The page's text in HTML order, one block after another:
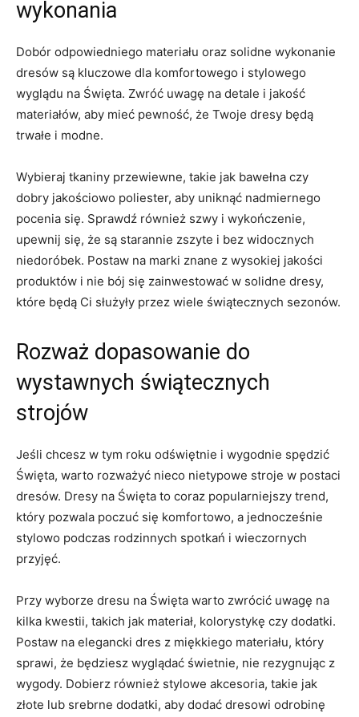
wykonania
Dobór odpowiedniego materiału oraz solidne wykonanie
‍dresów są kluczowe dla komfortowego i stylowego
wyglądu na Święta.‍ Zwróć uwagę na detale i jakość
materiałów, aby​ mieć pewność, że Twoje dresy będą
‍trwałe i modne.
Wybieraj tkaniny przewiewne, takie jak bawełna czy
dobry jakościowo poliester, aby uniknąć nadmiernego
pocenia się. Sprawdź również szwy i wykończenie,
upewnij się, że⁣ są starannie zszyte i bez widocznych
niedoróbek. Postaw na marki znane z⁣ wysokiej jakości
produktów i nie bój się zainwestować ‍w solidne dresy,
które będą Ci służyły przez wiele świątecznych sezonów.
Rozważ dopasowanie do
wystawnych świątecznych
strojów
Jeśli chcesz w tym roku odświętnie i wygodnie​ spędzić
Święta, warto rozważyć nieco nietypowe stroje w postaci
dresów. Dresy na Święta to coraz popularniejszy ‌trend,
który pozwala poczuć się ⁢komfortowo, a jednocześnie
stylowo​ podczas rodzinnych spotkań i wieczornych
przyjęć.
Przy wyborze dresu na Święta warto zwrócić uwagę na
kilka ⁣kwestii, takich jak materiał,⁢ kolorystykę czy dodatki.
Postaw na elegancki dres z miękkiego materiału, który
sprawi, że⁤ będziesz wyglądać świetnie, nie rezygnując z
wygody. Dobierz również ⁤stylowe akcesoria, takie jak
złote lub ⁢srebrne dodatki, aby⁣ dodać dresowi odrobinę